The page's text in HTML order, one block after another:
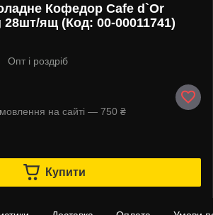
Кофедор Cafe d`Or
28шт/ящ (Код: 00-00011741)
Опт і роздріб
на сайті — 750 ₴
Купити